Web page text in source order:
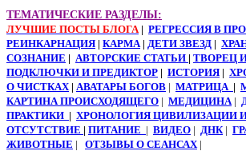
ТЕМАТИЧЕСКИЕ РАЗДЕЛЫ:
ЛУЧШИЕ ПОСТЫ БЛОГА | РЕГРЕССИЯ В
РЕИНКАРНАЦИЯ | КАРМА | ДЕТИ ЗВЕЗД |
СОЗНАНИЕ | АВТОРСКИЕ СТАТЬИ | ТВОРЕЦ
ПОДКЛЮЧКИ И ПРЕДИКТОР | ИСТОРИЯ |
О ЧИСТКАХ | АВАТАРЫ БОГОВ | МАТРИЦА |
КАРТИНА ПРОИСХОДЯЩЕГО | МЕДИЦИНА |
ПРАКТИКИ | ХРОНОЛОГИЯ ЦИВИЛИЗАЦИИ
ОТСУТСТВИЕ | ПИТАНИЕ | ВИДЕО | ДНК |
ЖИВОТНЫЕ | ОТЗЫВЫ О СЕАНСАХ |